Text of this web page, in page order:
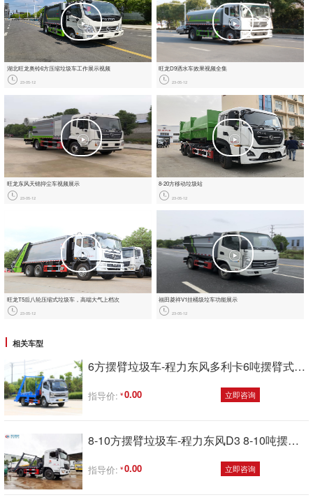
湖北旺龙奥铃6方压缩垃圾车工作展示视频
23-05-12
旺龙D9洒水车效果视频全集
23-05-12
旺龙东风天锦抑尘车视频展示
23-05-12
8-20方移动垃圾站
23-05-12
旺龙T5后八轮压缩式垃圾车，‮端高‬大‮上气‬档次
23-05-12
福田菱祥‬V1挂桶圾垃‬车功能展示
23-05-12
相关车型
6方摆臂垃圾车-程力东风多利卡6吨摆臂式垃圾车厂家
指导价: 0.00 立即咨询
8-10方摆臂垃圾车-程力东风D3 8-10吨摆臂式垃圾车厂家
指导价: 0.00 立即咨询